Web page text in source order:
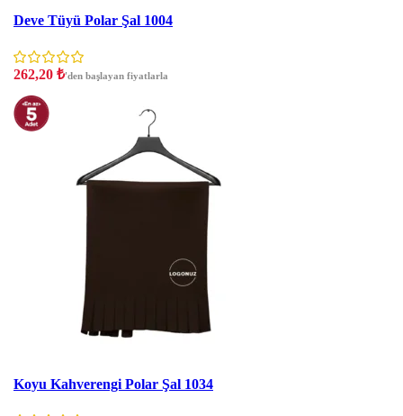
Deve Tüyü Polar Şal 1004
262,20 ₺'den başlayan fiyatlarla
Koyu Kahverengi Polar Şal 1034